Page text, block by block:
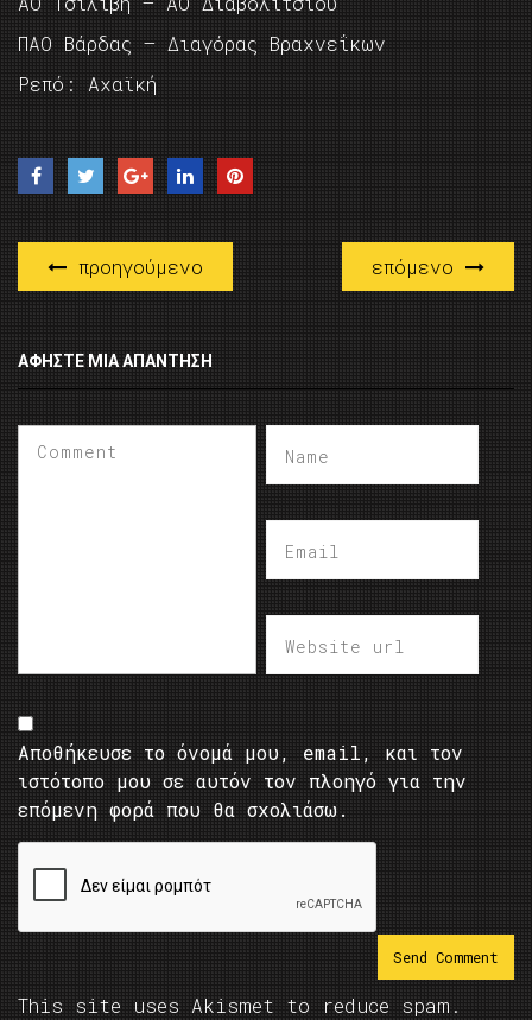
ΠΑΟ Βάρδας – Διαγόρας Βραχνεΐκων
Ρεπό: Αχαϊκή
προηγούμενο επόμενο
ΑΦΉΣΤΕ ΜΙΑ ΑΠΆΝΤΗΣΗ
Αποθήκευσε το όνομά μου, email, και τον
ιστότοπο μου σε αυτόν τον πλοηγό για την
επόμενη φορά που θα σχολιάσω.
This site uses Akismet to reduce spam.